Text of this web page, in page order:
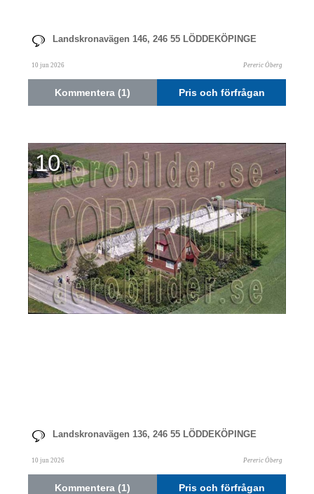
Landskronavägen 146, 246 55 LÖDDEKÖPINGE
10 jun 2026 Pereric Öberg
Kommentera (1) Pris och förfrågan
10
Landskronavägen 136, 246 55 LÖDDEKÖPINGE
10 jun 2026 Pereric Öberg
Kommentera (1) Pris och förfrågan